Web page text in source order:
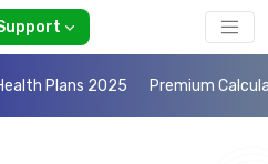
Plans 2025 Premium